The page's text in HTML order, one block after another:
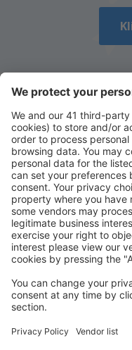
Stáhněte si naši
Naplánujte si cestu
Letenky